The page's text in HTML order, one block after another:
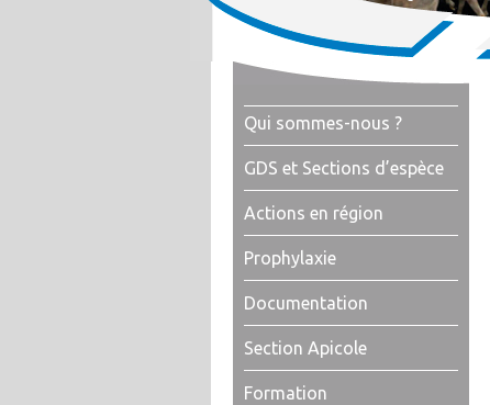
Qui sommes-nous ?
GDS et Sections d’espèce
Actions en région
Prophylaxie
Documentation
Section Apicole
Formation